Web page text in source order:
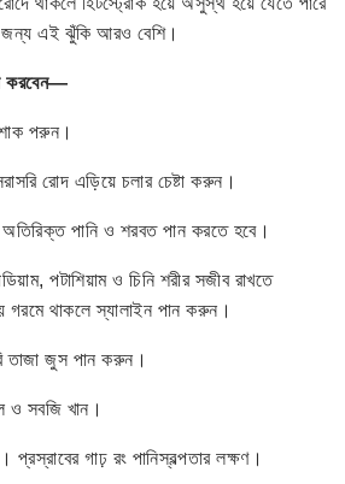
এই ঝুঁকি আরও বেশি।
করবেন—
পরুন।
রোদ এড়িয়ে চলার চেষ্টা করুন।
অতিরিক্ত পানি ও শরবত পান করতে হবে।
পটাশিয়াম ও চিনি শরীর সজীব রাখতে
গরমে থাকলে স্যালাইন পান করুন।
তাজা জুস পান করুন।
ও সবজি খান।
গাঢ় রং পানিস্বল্পতার লক্ষণ।